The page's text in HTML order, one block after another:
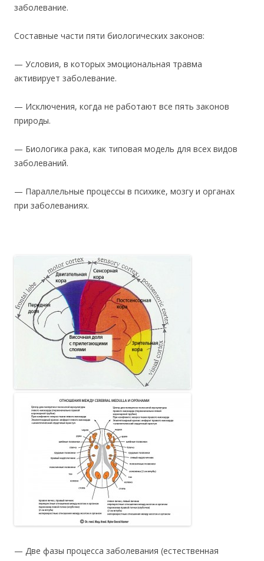
заболевание.
Составные части пяти биологических законов:
— Условия, в которых эмоциональная травма
активирует заболевание.
— Исключения, когда не работают все пять законов
природы.
— Биологика рака, как типовая модель для всех видов
заболеваний.
— Параллельные процессы в психике, мозгу и органах
при заболеваниях.
— Две фазы процесса заболевания (естественная